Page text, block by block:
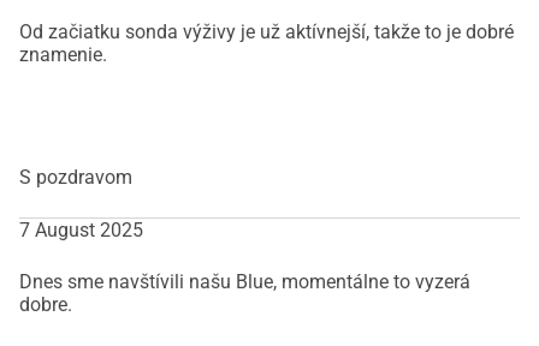
Od začiatku sonda výživy je už aktívnejší, takže to je dobré
znamenie.
S pozdravom
7 August 2025
Dnes sme navštívili našu Blue, momentálne to vyzerá
dobre.